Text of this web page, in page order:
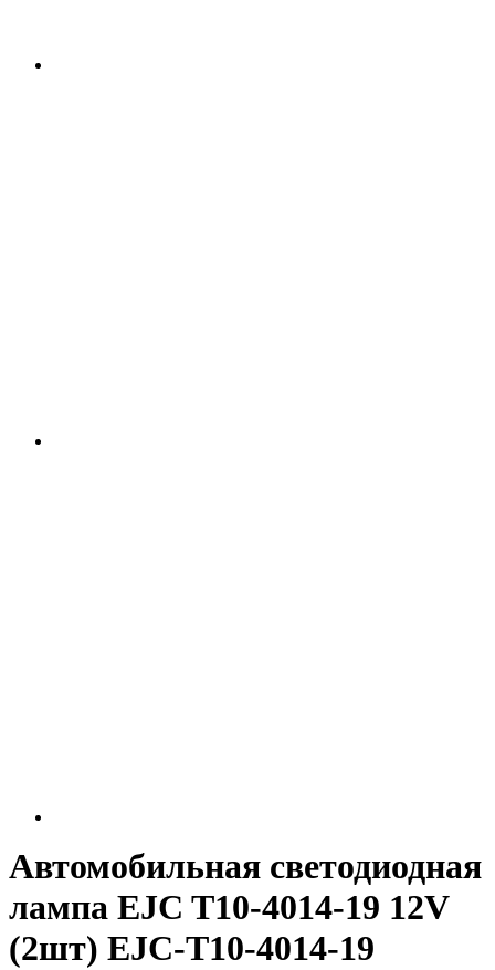
Автомобильная светодиодная
лампа EJC T10-4014-19 12V
(2шт) EJC-T10-4014-19